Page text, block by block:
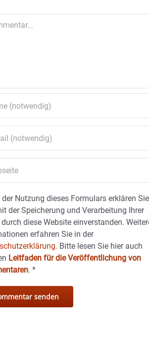
Nutzung dieses Formulars erklären Sie
der Speicherung und Verarbeitung Ihrer
diese Website einverstanden.
erfahren Sie in der
Bitte lesen Sie hier auch
Leitfaden für die Veröffentlichung von
.*